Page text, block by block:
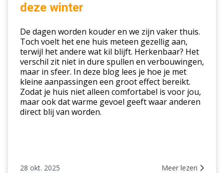
jouw
thuis
deze
winter
deze winter
De dagen worden kouder en we zijn vaker thuis.
Toch voelt het ene huis meteen gezellig aan,
terwijl het andere wat kil blijft. Herkenbaar? Het
verschil zit niet in dure spullen en verbouwingen,
maar in sfeer. In deze blog lees je hoe je met
kleine aanpassingen een groot effect bereikt.
Zodat je huis niet alleen comfortabel is voor jou,
maar ook dat warme gevoel geeft waar anderen
direct blij van worden.
28 okt. 2025 Meer lezen